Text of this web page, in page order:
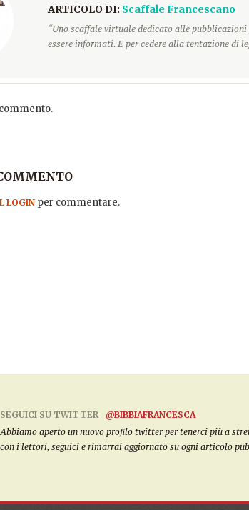
ARTICOLO DI: Scaffale Francescano
“Uno scaffale virtuale dedicato alle pubblicazioni
essere informati. E per cedere alla tentazione di
LOGIN per commentare.
SEGUICI SU TWITTER
@BIBBIAFRANCESCA
Abbiamo aperto un nuovo profilo twitter per tenerci più a
con i lettori, seguici e rimarrai aggiornato su ogni articolo